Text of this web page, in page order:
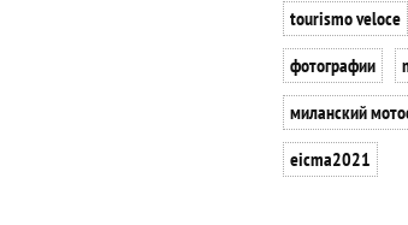
tourismo veloce
фотографии
миланский
eicma2021